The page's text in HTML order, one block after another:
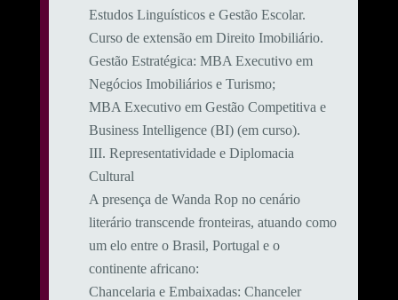
Estudos Linguísticos e Gestão Escolar.
Curso de extensão em Direito Imobiliário.
​Gestão Estratégica: MBA Executivo em
Negócios Imobiliários e Turismo;
MBA Executivo em Gestão Competitiva e
Business Intelligence (BI) (em curso).
​III. Representatividade e Diplomacia
Cultural
​A presença de Wanda Rop no cenário
literário transcende fronteiras, atuando como
um elo entre o Brasil, Portugal e o
continente africano:
​Chancelaria e Embaixadas: Chanceler